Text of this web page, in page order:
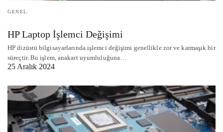
GENEL
HP Laptop İşlemci Değişimi
HP dizüstü bilgisayarlarında işlemci değişimi genellikle zor ve karmaşık bir
süreçtir. Bu işlem, anakart uyumluluğuna…
25 Aralık 2024